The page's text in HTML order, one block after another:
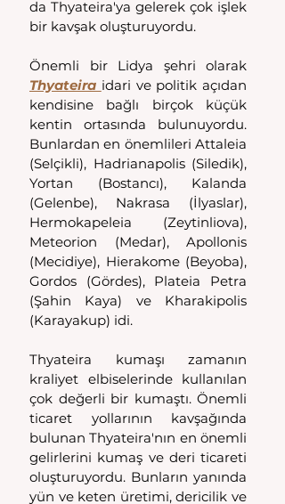
da Thyateira'ya gelerek çok işlek
bir kavşak oluşturuyordu.
Thyateira idari ve politik açıdan
kendisine bağlı birçok küçük
kentin ortasında bulunuyordu.
Bunlardan en önemlileri Attaleia
(Selçikli), Hadrianapolis (Siledik),
Yortan (Bostancı), Kalanda
(Gelenbe), Nakrasa (İlyaslar),
Hermokapeleia (Zeytinliova),
Meteorion (Medar), Apollonis
(Mecidiye), Hierakome (Beyoba),
Gordos (Gördes), Plateia Petra
(Şahin Kaya) ve Kharakipolis
(Karayakup) idi.
Thyateira kumaşı zamanın
kraliyet elbiselerinde kullanılan
çok değerli bir kumaştı. Önemli
ticaret yollarının kavşağında
bulunan Thyateira'nın en önemli
gelirlerini kumaş ve deri ticareti
oluşturuyordu. Bunların yanında
yün ve keten üretimi, dericilik ve